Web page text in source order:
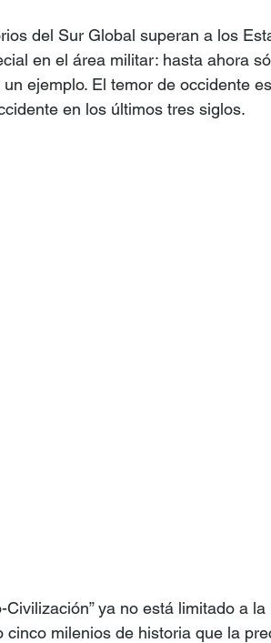
del Sur Global superan a los
en el área militar: hasta ahora
ejemplo. El temor de occidente
en los últimos tres siglos.
Civilización” ya no está limitado a
cinco milenios de historia que la